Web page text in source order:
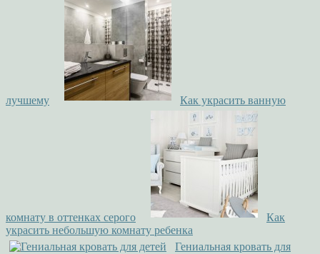
лучшему Как украсить ванную
комнату в оттенках серого
Как
украсить небольшую комнату ребенка
Гениальная кровать для